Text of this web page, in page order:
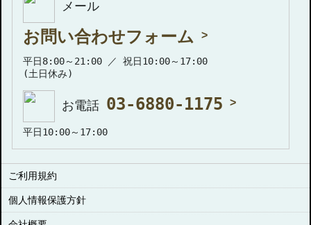
メール
お問い合わせフォーム
平日8:00～21:00 ／ 祝日10:00～17:00
(土日休み)
お電話 03-6880-1175
平日10:00～17:00
ご利用規約
個人情報保護方針